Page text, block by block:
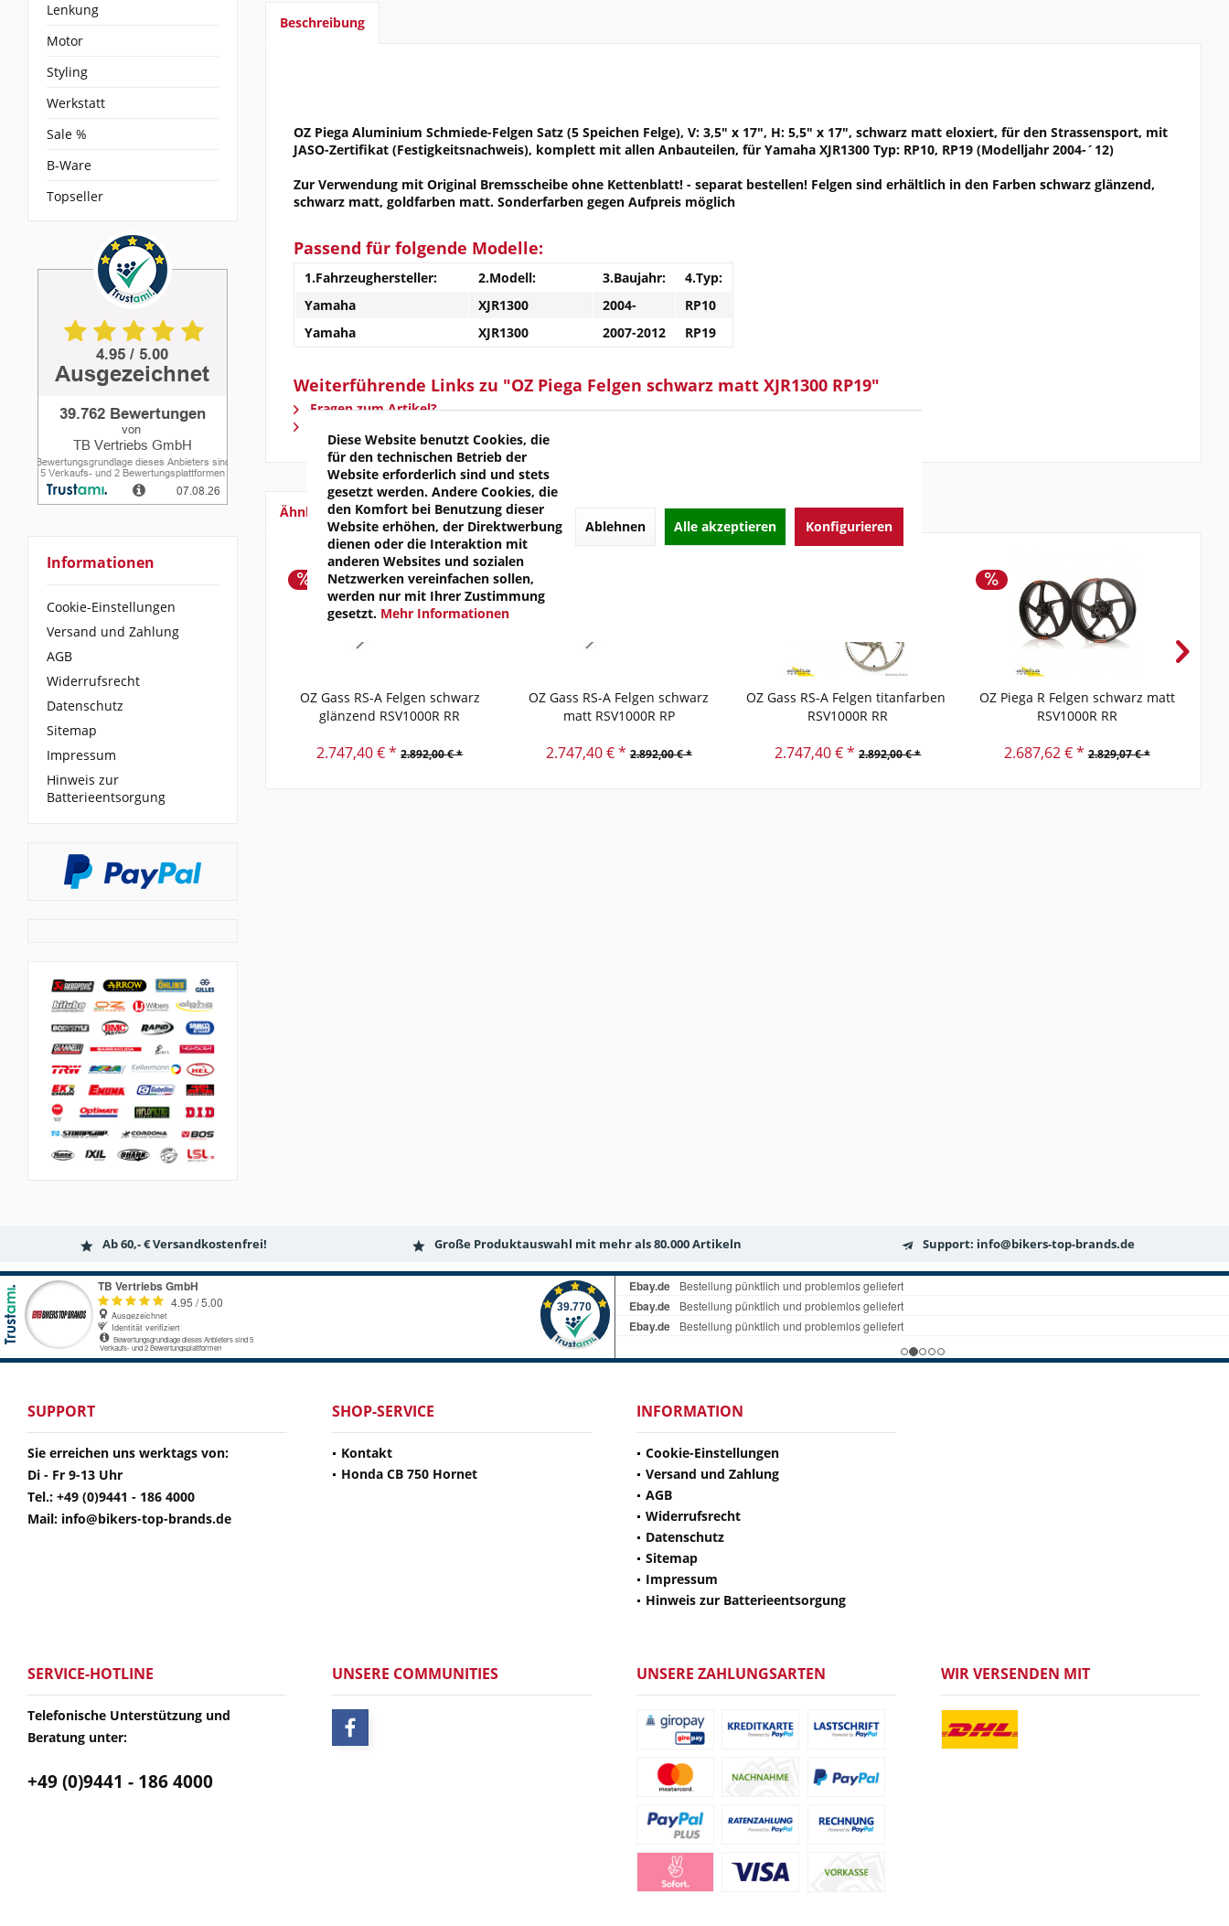
Lenkung
Motor
Styling
Werkstatt
Sale %
B-Ware
Topseller
Informationen
Cookie-Einstellungen
Versand und Zahlung
AGB
Widerrufsrecht
Datenschutz
Sitemap
Impressum
Hinweis zur
Batterieentsorgung
Beschreibung
OZ Piega Aluminium Schmiede-Felgen Satz (5 Speichen Felge), V: 3,5" x 17", H: 5,5" x 17", schwarz matt eloxiert, für den Strassensport, mit
JASO-Zertifikat (Festigkeitsnachweis), komplett mit allen Anbauteilen, für Yamaha XJR1300 Typ: RP10, RP19 (Modelljahr 2004-´12)
Zur Verwendung mit Original Bremsscheibe ohne Kettenblatt! - separat bestellen! Felgen sind erhältlich in den Farben schwarz glänzend,
schwarz matt, goldfarben matt. Sonderfarben gegen Aufpreis möglich
Passend für folgende Modelle:
1.Fahrzeughersteller: 2.Modell: 3.Baujahr:
4.Typ:
Yamaha
XJR1300 2004-
RP10
Yamaha
XJR1300 2007-2012 RP19
Weiterführende Links zu "OZ Piega Felgen schwarz matt XJR1300 RP19"
Fragen zum Artikel?
Ähnliche Artikel
OZ Gass RS-A Felgen schwarz
glänzend RSV1000R RR
2.747,40 € * 2.892,00 € *
OZ Gass RS-A Felgen schwarz
matt RSV1000R RP
2.747,40 € * 2.892,00 € *
OZ Gass RS-A Felgen titanfarben
RSV1000R RR
2.747,40 € * 2.892,00 € *
OZ Piega R Felgen schwarz matt
RSV1000R RR
2.687,62 € * 2.829,07 € *
Ab 60,- € Versandkostenfrei! Große Produktauswahl mit mehr als 80.000 Artikeln Support: info@bikers-top-brands.de
SUPPORT
Sie erreichen uns werktags von:
Di - Fr 9-13 Uhr
Tel.: +49 (0)9441 - 186 4000
Mail: info@bikers-top-brands.de
SHOP-SERVICE
Kontakt
Honda CB 750 Hornet
INFORMATION
Cookie-Einstellungen
Versand und Zahlung
AGB
Widerrufsrecht
Datenschutz
Sitemap
Impressum
Hinweis zur Batterieentsorgung
SERVICE-HOTLINE
Telefonische Unterstützung und
Beratung unter:
+49 (0)9441 - 186 4000
UNSERE COMMUNITIES UNSERE ZAHLUNGSARTEN WIR VERSENDEN MIT
Diese Website benutzt Cookies, die
für den technischen Betrieb der
Website erforderlich sind und stets
gesetzt werden. Andere Cookies, die
den Komfort bei Benutzung dieser
Website erhöhen, der Direktwerbung
dienen oder die Interaktion mit
anderen Websites und sozialen
Netzwerken vereinfachen sollen,
werden nur mit Ihrer Zustimmung
gesetzt. Mehr Informationen
Ablehnen Alle akzeptieren Konfigurieren